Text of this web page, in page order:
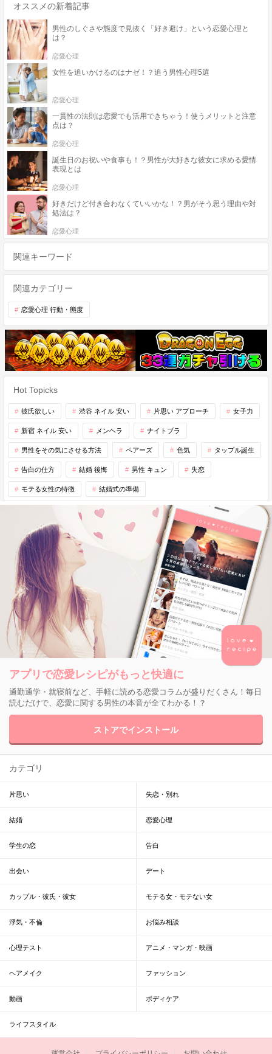
オススメの新着記事
男性のしぐさや態度で見抜く「好き避け」という恋愛心理と
は？
恋愛心理
女性を追いかけるのはナゼ！？追う男性心理5選
恋愛心理
一貫性の法則は恋愛でも活用できちゃう！使うメリットと注意
点は？
恋愛心理
誕生日のお祝いや食事も！？男性が大好きな彼女に求める愛情
表現とは
恋愛心理
好きだけど付き合わなくていいかな！？男がそう思う理由や対
処法は？
恋愛心理
関連キーワード
関連カテゴリー
恋愛心理 行動・態度
Hot Topicks
彼氏欲しい 渋谷 ネイル 安い 片思い アプローチ 女子力
新宿 ネイル 安い メンヘラ ナイトブラ
男性をその気にさせる方法 ペアーズ 色気 タップル誕生
告白の仕方 結婚 後悔 男性 キュン 失恋
モテる女性の特徴 結婚式の準備
アプリで恋愛レシピがもっと快適に
通勤通学・就寝前など、手軽に読める恋愛コラムが盛りだくさん！毎日
読むだけで、恋愛に関する男性の本音が全てわかる！？
ストアでインストール
カテゴリ
片思い 失恋・別れ
結婚 恋愛心理
学生の恋 告白
出会い デート
カップル・彼氏・彼女 モテる女・モテない女
浮気・不倫 お悩み相談
心理テスト アニメ・マンガ・映画
ヘアメイク ファッション
動画 ボディケア
ライフスタイル